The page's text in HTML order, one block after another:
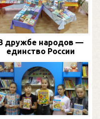
дружбе народов —
единство России